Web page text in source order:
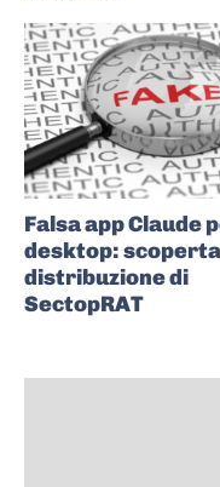
Falsa app Claude
desktop:
distribuzione di
SectopRAT